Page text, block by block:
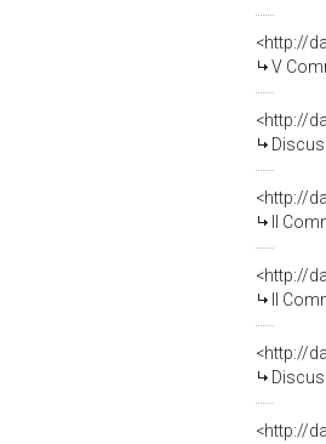
<http://
V
<http://
<http://
II
<http://
II
<http://
<http://